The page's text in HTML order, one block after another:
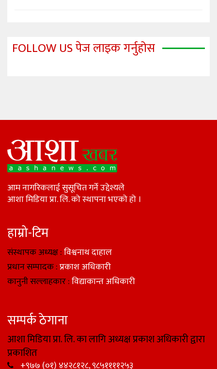
FOLLOW US पेज लाइक गर्नुहोस
आम नागरिकलाई सुसूचित गर्ने उद्देश्यले
आशा मिडिया प्रा. लि. को स्थापना भएको हो ।
हाम्रो-टिम
संस्थापक अध्यक्ष :विश्वनाथ दाहाल
प्रधान सम्पादक :प्रकाश अधिकारी
कानुनी सल्लाहकार :विद्याकान्त अधिकारी
सम्पर्क ठेगाना
आशा मिडिया प्रा. लि. का लागि अध्यक्ष प्रकाश अधिकारी द्वारा
प्रकाशित
+९७७ (०१) ४४२८१२८, ९८५११११२५३